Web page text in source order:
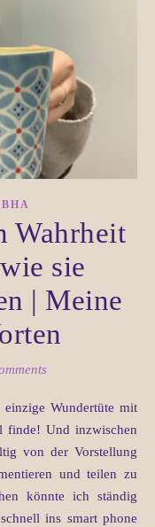
Wahrheit
sie
| Meine
finde! Und inzwischen
von der Vorstellung
und teilen zu
könnte ich ständig
ins smart phone